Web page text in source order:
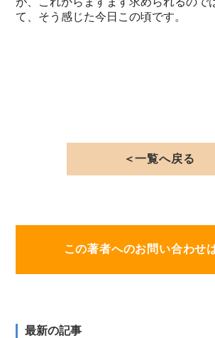
て、そう感じた今日この頃です。
＜一覧へ戻る
この著者へのお問い合わせ
最新の記事